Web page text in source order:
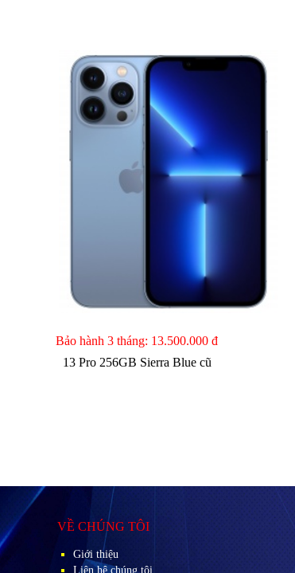
Bảo hành 3 tháng: 13.500.000 đ
13 Pro 256GB Sierra Blue cũ
VỀ CHÚNG TÔI
Giới thiệu
Liên hệ chúng tôi